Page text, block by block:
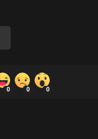
0 0 0